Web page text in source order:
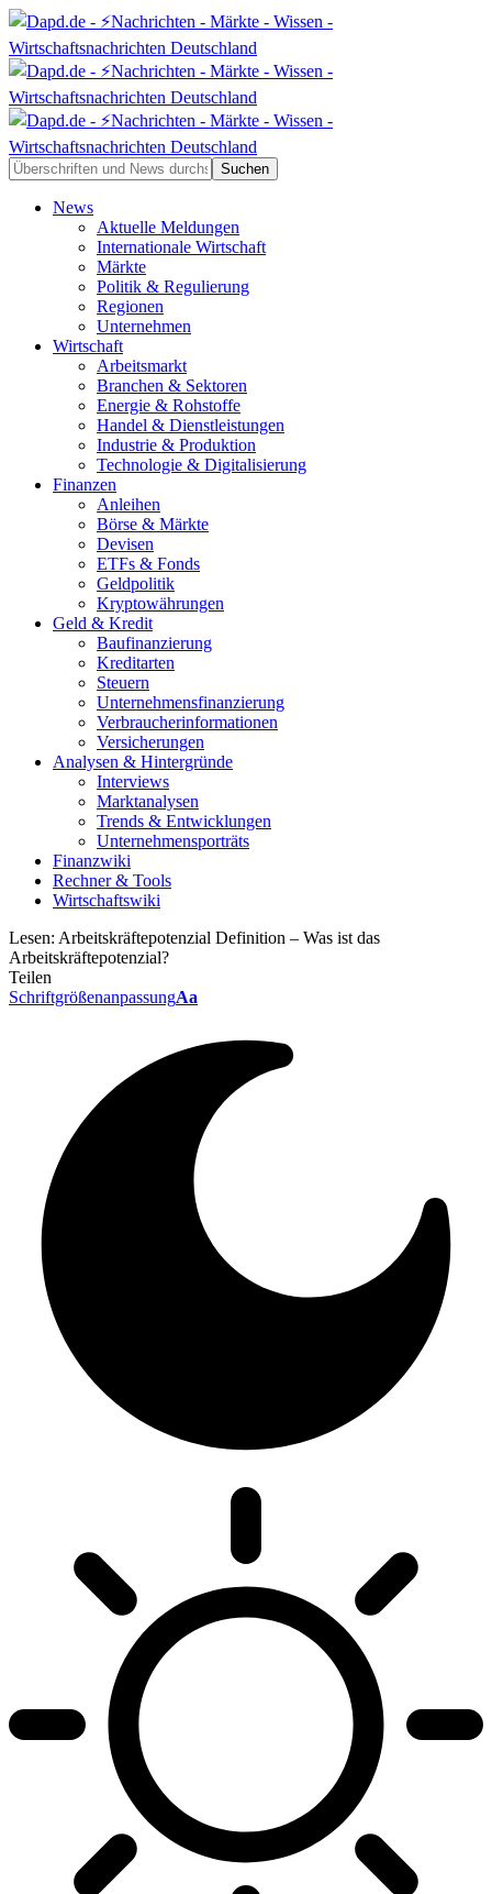
News
Aktuelle Meldungen
Internationale Wirtschaft
Märkte
Politik & Regulierung
Regionen
Unternehmen
Wirtschaft
Arbeitsmarkt
Branchen & Sektoren
Energie & Rohstoffe
Handel & Dienstleistungen
Industrie & Produktion
Technologie & Digitalisierung
Finanzen
Anleihen
Börse & Märkte
Devisen
ETFs & Fonds
Geldpolitik
Kryptowährungen
Geld & Kredit
Baufinanzierung
Kreditarten
Steuern
Unternehmensfinanzierung
Verbraucherinformationen
Versicherungen
Analysen & Hintergründe
Interviews
Marktanalysen
Trends & Entwicklungen
Unternehmensporträts
Finanzwiki
Rechner & Tools
Wirtschaftswiki
Lesen: Arbeitskräftepotenzial Definition – Was ist das
Arbeitskräftepotenzial?
Teilen
SchriftgrößenanpassungAa